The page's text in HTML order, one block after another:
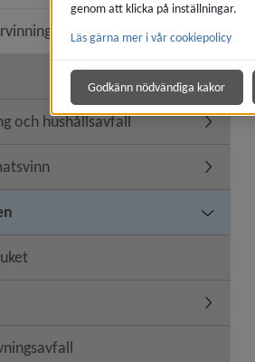
och hushållsavfall
genom att klicka på inställningar.
Läs gärna mer i vår cookiepolicy
Godkänn nödvändiga kakor